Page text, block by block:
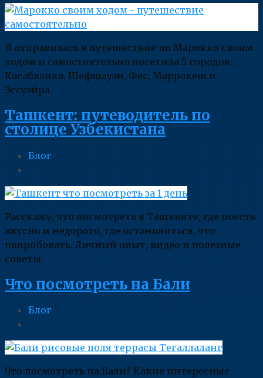
Я отправилась в путешествие по Марокко своим
ходом и самостоятельно посетила 5 городов:
Касабланка, Шефшауэн, Фес, Марракеш и
Эссуэйра
Ташкент: путеводитель по
столице Узбекистана
Блог
Расскажу, что посмотреть в Ташкенте, где поесть
вкусно и недорого, где остановиться, что
попробовать. Личный опыт, видео и полезные
советы.
Что посмотреть на Бали
Блог
Что посмотреть на Бали? Какие интересные